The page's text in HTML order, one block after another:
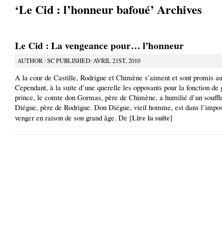
‘Le Cid : l’honneur bafoué’ Archives
Le Cid : La vengeance pour… l’honneur
AUTHOR : SC PUBLISHED: AVRIL 21ST, 2010
A la cour de Castille, Rodrigue et Chimène s’aiment et sont promis
Cependant, à la suite d’une querelle les opposants pour la fonction de
prince, le comte don Gormas, père de Chimène, a humilié d’un
Diégue, père de Rodrigue. Don Diégue, vieil homme, est dans
venger en raison de son grand âge. De [Lire la suite]